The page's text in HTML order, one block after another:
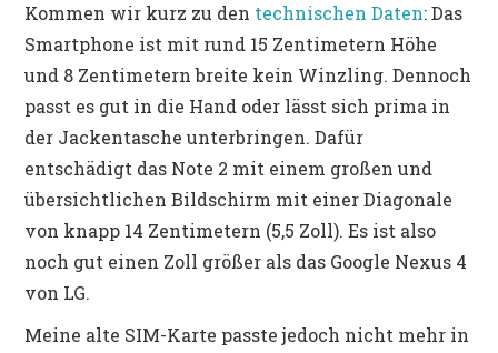
Kommen wir kurz zu den technischen Daten: Das
Smartphone ist mit rund 15 Zentimetern Höhe
und 8 Zentimetern breite kein Winzling. Dennoch
passt es gut in die Hand oder lässt sich prima in
der Jackentasche unterbringen. Dafür
entschädigt das Note 2 mit einem großen und
übersichtlichen Bildschirm mit einer Diagonale
von knapp 14 Zentimetern (5,5 Zoll). Es ist also
noch gut einen Zoll größer als das Google Nexus 4
von LG.
Meine alte SIM-Karte passte jedoch nicht mehr in